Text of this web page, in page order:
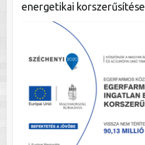
energetikai korszerűsítése